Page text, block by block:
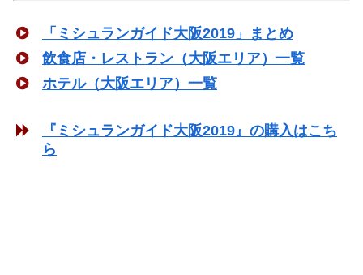
「ミシュランガイド大阪2019」まとめ
飲食店・レストラン（大阪エリア）一覧
ホテル（大阪エリア）一覧
『ミシュランガイド大阪2019』の購入はこち
ら